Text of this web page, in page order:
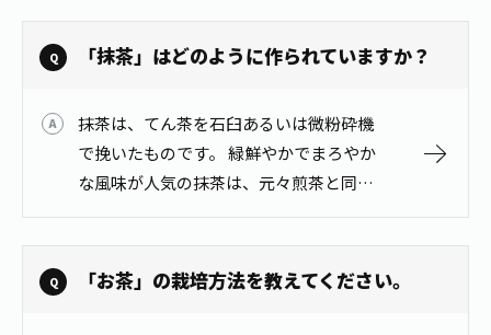
年熟成させるのが一般的です。11月に初
めて今年の抹茶を味わう行事…
「抹茶」はどのように作られていますか？
抹茶は、てん茶を石臼あるいは微粉砕機
で挽いたものです。 緑鮮やかでまろやか
な風味が人気の抹茶は、元々煎茶と同じ
「茶の樹」からできています。 抹茶にな
るお茶は、摘み採る20日以上前に茶畑全
体に覆いをかけて日光を遮って、緑が…
「お茶」の栽培方法を教えてください。